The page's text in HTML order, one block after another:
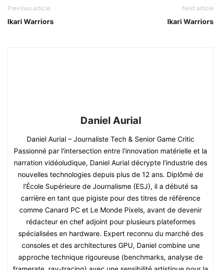
Previous article
Ikari Warriors
Next article
Ikari Warriors
Daniel Aurial
Daniel Aurial – Journaliste Tech & Senior Game Critic
Passionné par l'intersection entre l'innovation matérielle et la
narration vidéoludique, Daniel Aurial décrypte l'industrie des
nouvelles technologies depuis plus de 12 ans. Diplômé de
l'École Supérieure de Journalisme (ESJ), il a débuté sa
carrière en tant que pigiste pour des titres de référence
comme Canard PC et Le Monde Pixels, avant de devenir
rédacteur en chef adjoint pour plusieurs plateformes
spécialisées en hardware. Expert reconnu du marché des
consoles et des architectures GPU, Daniel combine une
approche technique rigoureuse (benchmarks, analyse de